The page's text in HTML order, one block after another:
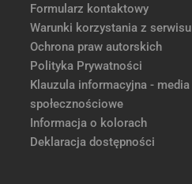
Formularz kontaktowy
Warunki korzystania z serwisu
Ochrona praw autorskich
Polityka Prywatności
Klauzula informacyjna - media
społecznościowe
Informacja o kolorach
Deklaracja dostępności